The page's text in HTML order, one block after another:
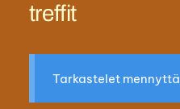
treffit
Tarkastelet